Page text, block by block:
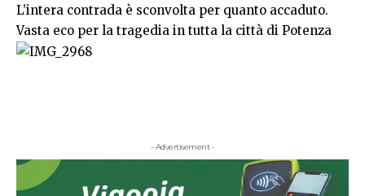
L’intera contrada è sconvolta per quanto accaduto.
Vasta eco per la tragedia in tutta la città di Potenza
- Advertisement -